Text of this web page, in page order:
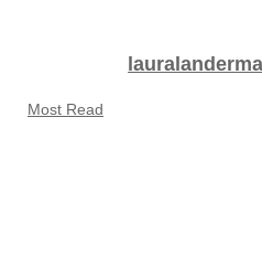
Most Read